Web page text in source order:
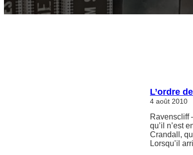
L’ordre
4 août 2010
Ravenscliff
qu’il n’est
Crandall,
Lorsqu’il